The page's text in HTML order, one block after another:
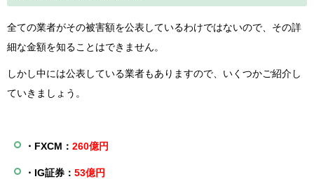
全ての業者がその被害額を公表しているわけではないので、その詳
細な金額を知ることはできません。
しかし中には公表している業者もありますので、いくつかご紹介し
ていきましょう。
・FXCM： 260億円
・IG証券： 53億円